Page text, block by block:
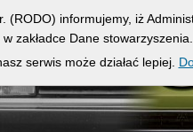
informujemy, iż
zakładce Dane stowarzyszenia.
serwis może działać lepiej.